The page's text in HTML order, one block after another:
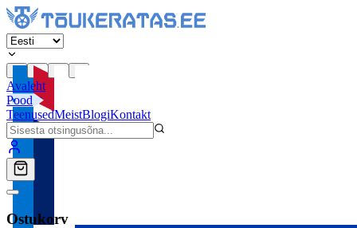
Avaleht
Pood
TeenusedMeistBlogiKontakt
Ostukorv